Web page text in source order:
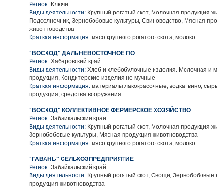
Регион: Ключи
Виды деятельности: Крупный рогатый скот, Молочная продукция
Подсолнечник, Зернобобовые культуры, Свиноводство, Мясная
животноводства
Краткая информация: мясо крупного рогатого скота, молоко
"ВОСХОД" ДАЛЬНЕВОСТОЧНОЕ ПО
Регион: Хабаровский край
Виды деятельности: Хлеб и хлебобулочные изделия, Молочная и
продукция, Кондитерские изделия не мучные
Краткая информация: материалы лакокрасочные, водка, вино,
продукция, средства вооружения
"ВОСХОД" КОЛЛЕКТИВНОЕ ФЕРМЕРСКОЕ ХОЗЯЙСТВО
Регион: Забайкальский край
Виды деятельности: Крупный рогатый скот, Молочная продукция
Зернобобовые культуры, Мясная продукция животноводства
Краткая информация: мясо крупного рогатого скота, молоко
"ГАВАНЬ" СЕЛЬХОЗПРЕДПРИЯТИЕ
Регион: Забайкальский край
Виды деятельности: Крупный рогатый скот, Овощи, Зернобобовые
продукция животноводства